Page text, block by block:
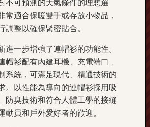
不可預測的天氣條件的理想選
常適合保暖雙手或存放小物品，
調整以確保緊密貼合。
進一步增強了連帽衫的功能性。
帽衫配有內建耳機、充電端口，
系統，可滿足現代、精通技術的
。以性能為導向的連帽衫採用吸
防臭技術和符合人體工學的接縫
動員和戶外愛好者的歡迎。